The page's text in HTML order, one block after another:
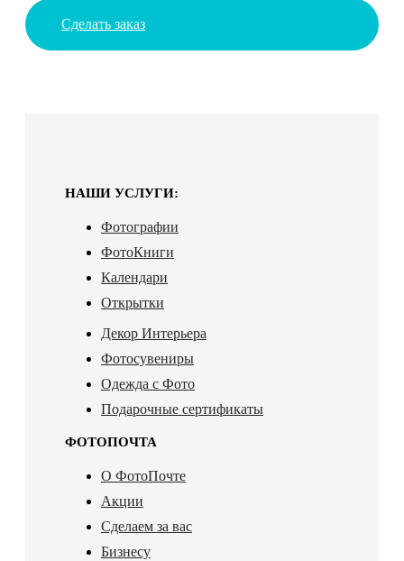
Сделать заказ
НАШИ УСЛУГИ:
Фотографии
ФотоКниги
Календари
Открытки
Декор Интерьера
Фотосувениры
Одежда с Фото
Подарочные сертификаты
ФОТОПОЧТА
О ФотоПочте
Акции
Сделаем за вас
Бизнесу